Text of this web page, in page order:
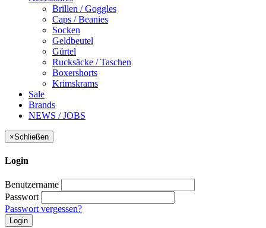
Brillen / Goggles
Caps / Beanies
Socken
Geldbeutel
Gürtel
Rucksäcke / Taschen
Boxershorts
Krimskrams
Sale
Brands
NEWS / JOBS
×Schließen
Login
Benutzername
Passwort
Passwort vergessen?
Login